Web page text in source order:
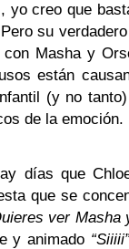
yo creo que
su
Masha y
están
(y no
de la emoción.
días que
que se
ver Masha
y animado “Siiiii”